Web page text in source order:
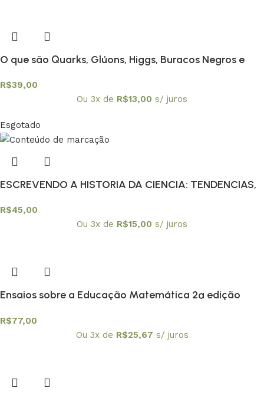
O que são Quarks, Glúons, Higgs, Buracos Negros e
R$39,00
Ou 3x de R$13,00 s/ juros
Esgotado
ESCREVENDO A HISTORIA DA CIENCIA: TENDENCIAS,
R$45,00
Ou 3x de R$15,00 s/ juros
Ensaios sobre a Educação Matemática 2ª edição
R$77,00
Ou 3x de R$25,67 s/ juros